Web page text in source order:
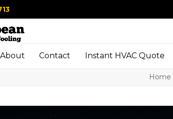
About Contact Instant HVAC Quote
Home